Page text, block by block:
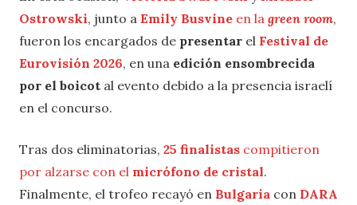
Ostrowski, junto a Emily Busvine en la green room,
fueron los encargados de presentar el Festival de
Eurovisión 2026, en una edición ensombrecida
por el boicot al evento debido a la presencia israelí
en el concurso.
Tras dos eliminatorias, 25 finalistas compitieron
por alzarse con el micrófono de cristal.
Finalmente, el trofeo recayó en Bulgaria con DARA